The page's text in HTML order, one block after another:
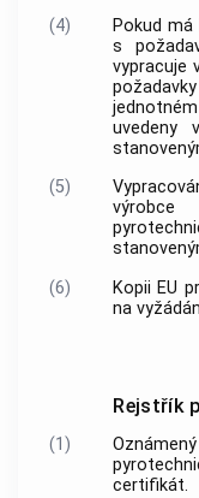
(4)
Pokud
s
vypracuje
uvedeny
(5)
výrobce
(6)
Kopii EU
na
Rejstřík
(1)
certifikát.